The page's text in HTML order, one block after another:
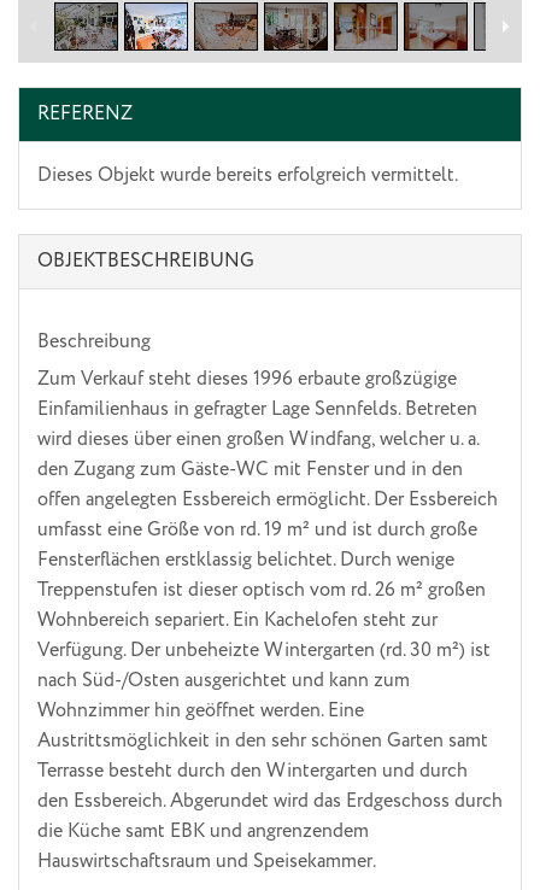
REFERENZ
Dieses Objekt wurde bereits erfolgreich vermittelt.
OBJEKT­BESCHREIBUNG
Beschreibung
Zum Verkauf steht dieses 1996 erbaute großzügige
Einfamilienhaus in gefragter Lage Sennfelds. Betreten
wird dieses über einen großen Windfang, welcher u. a.
den Zugang zum Gäste-WC mit Fenster und in den
offen angelegten Essbereich ermöglicht. Der Essbereich
umfasst eine Größe von rd. 19 m² und ist durch große
Fensterflächen erstklassig belichtet. Durch wenige
Treppenstufen ist dieser optisch vom rd. 26 m² großen
Wohnbereich separiert. Ein Kachelofen steht zur
Verfügung. Der unbeheizte Wintergarten (rd. 30 m²) ist
nach Süd-/Osten ausgerichtet und kann zum
Wohnzimmer hin geöffnet werden. Eine
Austrittsmöglichkeit in den sehr schönen Garten samt
Terrasse besteht durch den Wintergarten und durch
den Essbereich. Abgerundet wird das Erdgeschoss durch
die Küche samt EBK und angrenzendem
Hauswirtschaftsraum und Speisekammer.